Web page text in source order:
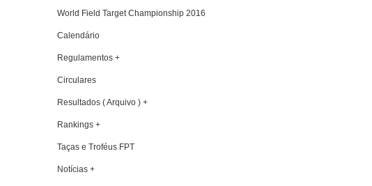
World Field Target Championship 2016
Calendário
Regulamentos +
Circulares
Resultados ( Arquivo ) +
Rankings +
Taças e Troféus FPT
Notícias +